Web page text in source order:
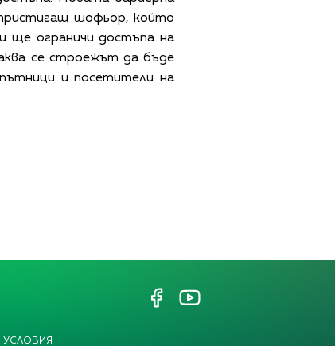
пристигащ шофьор, който
ще ограничи достъпа на
се строежът да бъде
и посетители на